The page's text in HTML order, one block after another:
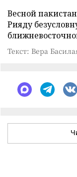
Весной
Рияду
Текст: Вера